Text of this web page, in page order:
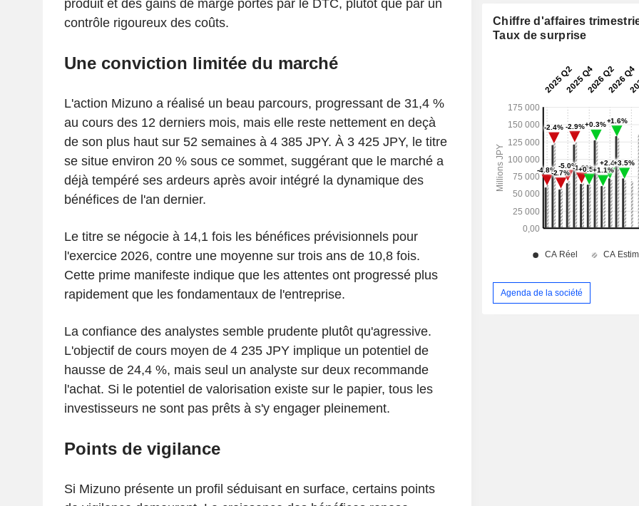
produit et des gains de marge portés par le DTC, plutôt que par un
contrôle rigoureux des coûts.
Une conviction limitée du marché
L'action Mizuno a réalisé un beau parcours, progressant de 31,4 %
au cours des 12 derniers mois, mais elle reste nettement en deçà
de son plus haut sur 52 semaines à 4 385 JPY. À 3 425 JPY, le titre
se situe environ 20 % sous ce sommet, suggérant que le marché a
déjà tempéré ses ardeurs après avoir intégré la dynamique des
bénéfices de l'an dernier.
Le titre se négocie à 14,1 fois les bénéfices prévisionnels pour
l'exercice 2026, contre une moyenne sur trois ans de 10,8 fois.
Cette prime manifeste indique que les attentes ont progressé plus
rapidement que les fondamentaux de l'entreprise.
La confiance des analystes semble prudente plutôt qu'agressive.
L'objectif de cours moyen de 4 235 JPY implique un potentiel de
hausse de 24,4 %, mais seul un analyste sur deux recommande
l'achat. Si le potentiel de valorisation existe sur le papier, tous les
investisseurs ne sont pas prêts à s'y engager pleinement.
Points de vigilance
Si Mizuno présente un profil séduisant en surface, certains points
Chiffre d'affaires
Taux de surprise
Agenda de la société